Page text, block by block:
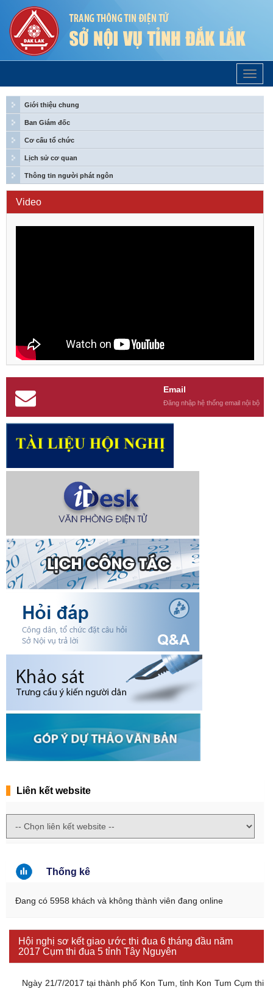
Trang
Chủ
Giới thiệu chung
Ban Giám đốc
Cơ cấu tổ chức
Lịch sử cơ quan
Thông tin người phát ngôn
Video
Email
Đăng nhập hệ thống email nội bộ
Liên kết website
Thống kê
Đang có 5958 khách và không thành viên đang online
Hội nghị sơ kết giao ước thi đua 6 tháng đầu năm
2017 Cụm thi đua 5 tỉnh Tây Nguyên
Ngày 21/7/2017 tại thành phố Kon Tum, tỉnh Kon Tum Cụm thi